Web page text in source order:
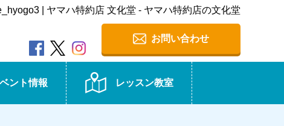
| ヤマハ特約店 文化堂 - ヤマハ特約店の文化堂
お問い合わせ
ント情報 レッスン教室